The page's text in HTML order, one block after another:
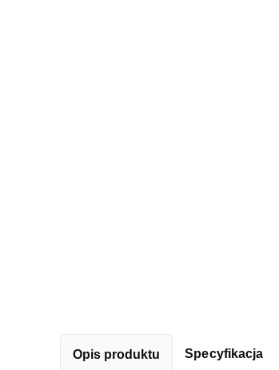
Opis produktu Specyfikacja